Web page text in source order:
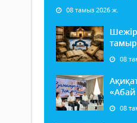
08 тамыз 2026 ж.
08
08